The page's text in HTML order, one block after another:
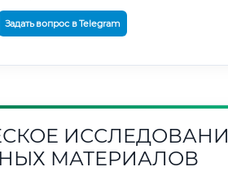
Задать вопрос в Telegram
МАТЕРИАЛОВ